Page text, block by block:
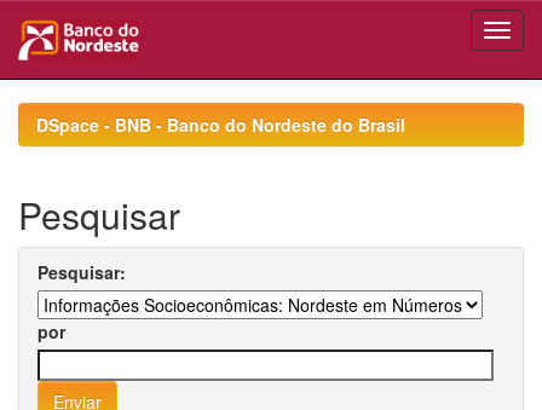
navigationDSpace - BNB - Banco do Nordeste do Brasil
Pesquisar
Pesquisar:
por